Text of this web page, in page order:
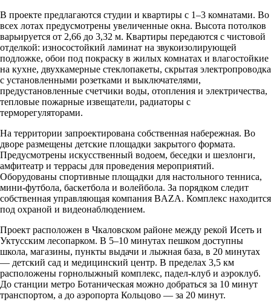
В проекте предлагаются студии и квартиры с 1–3 комнатами. Во
всех лотах предусмотрены увеличенные окна. Высота потолков
варьируется от 2,66 до 3,32 м. Квартиры передаются с чистовой
отделкой: износостойкий ламинат на звукоизолирующей
подложке, обои под покраску в жилых комнатах и влагостойкие
на кухне, двухкамерные стеклопакеты, скрытая электропроводка
с установленными розетками и выключателями,
предустановленные счетчики воды, отопления и электричества,
тепловые пожарные извещатели, радиаторы с
терморегуляторами.
На территории запроектирована собственная набережная. Во
дворе размещены детские площадки закрытого формата.
Предусмотрены искусственный водоем, беседки и шезлонги,
амфитеатр и террасы для проведения мероприятий.
Оборудованы спортивные площадки для настольного тенниса,
мини-футбола, баскетбола и волейбола. За порядком следит
собственная управляющая компания BAZA. Комплекс находится
под охраной и видеонаблюдением.
Проект расположен в Чкаловском районе между рекой Исеть и
Уктусским лесопарком. В 5–10 минутах пешком доступны
школа, магазины, пункты выдачи и лыжная база, в 20 минутах
— детский сад и медицинский центр. В пределах 3,5 км
расположены горнолыжный комплекс, падел-клуб и аэроклуб.
До станции метро Ботаническая можно добраться за 10 минут
транспортом, а до аэропорта Кольцово — за 20 минут.